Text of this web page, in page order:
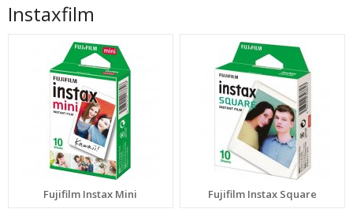
Instaxfilm
Fujifilm Instax Mini
Fujifilm Instax Square